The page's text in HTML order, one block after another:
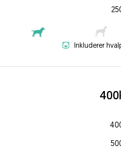
Inkluderer